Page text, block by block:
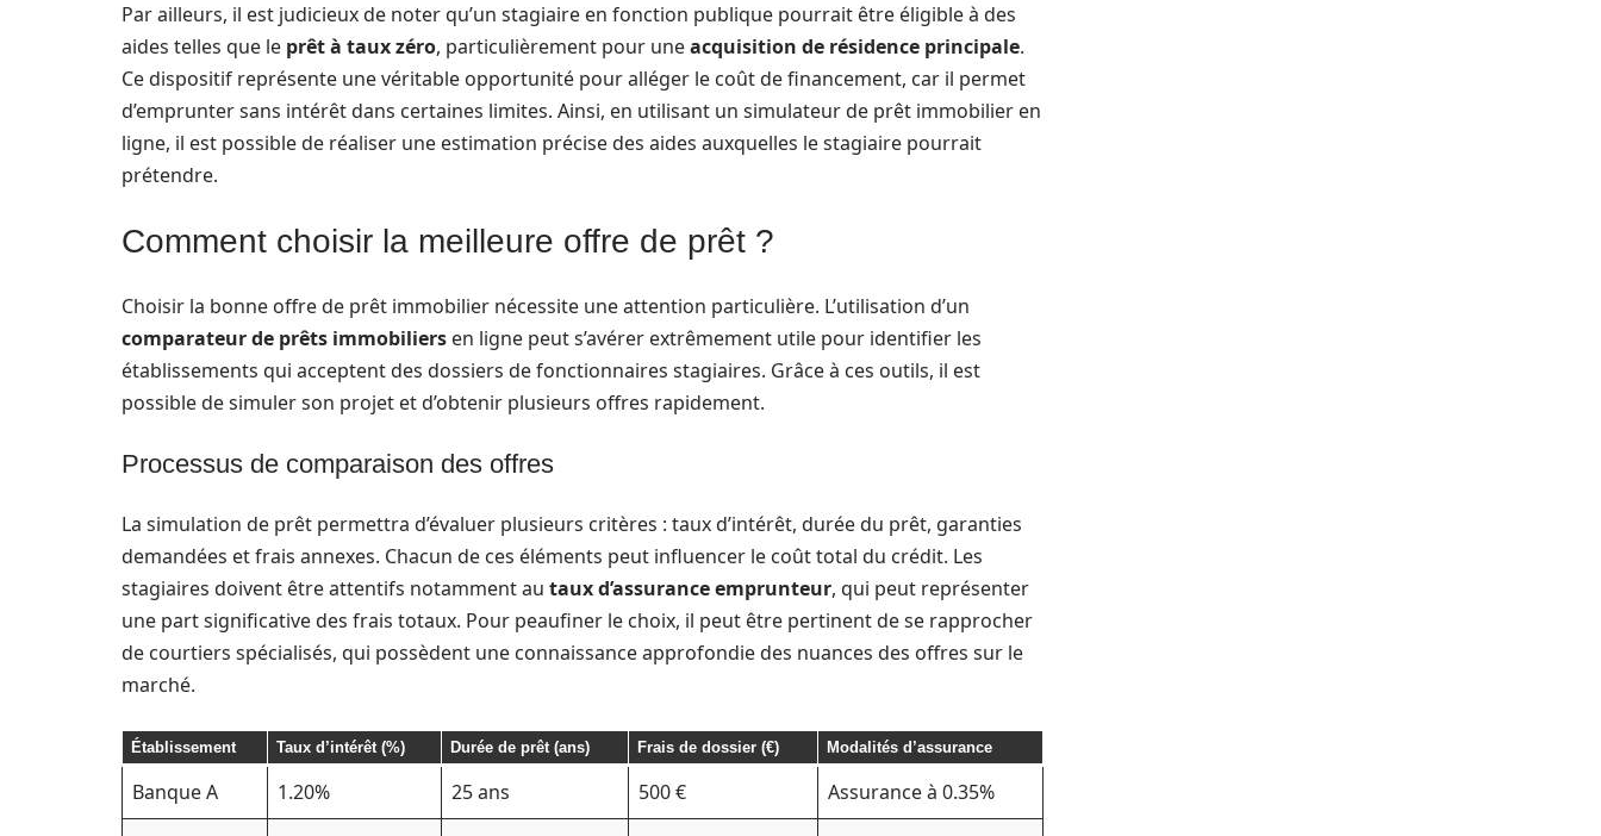
Par ailleurs, il est judicieux de noter qu’un stagiaire en fonction publique pourrait être éligible à des
aides telles que le prêt à taux zéro, particulièrement pour uneacquisition de résidence principale.
Ce dispositif représente une véritable opportunité pour alléger le coût de financement, car il permet
d’emprunter sans intérêt dans certaines limites. Ainsi, en utilisant un simulateur de prêt immobilier en
ligne, il est possible de réaliser une estimation précise des aides auxquelles le stagiaire pourrait
prétendre.
Comment choisir la meilleure offre de prêt ?
Choisir la bonne offre de prêt immobilier nécessite une attention particulière. L’utilisation d’un
comparateur de prêts immobiliers en ligne peut s’avérer extrêmement utile pour identifier les
établissements qui acceptent des dossiers de fonctionnaires stagiaires. Grâce à ces outils, il est
possible de simuler son projet et d’obtenir plusieurs offres rapidement.
Processus de comparaison des offres
La simulation de prêt permettra d’évaluer plusieurs critères : taux d’intérêt, durée du prêt, garanties
demandées et frais annexes. Chacun de ces éléments peut influencer le coût total du crédit. Les
stagiaires doivent être attentifs notamment au taux d’assurance emprunteur, qui peut représenter
une part significative des frais totaux. Pour peaufiner le choix, il peut être pertinent de se rapprocher
de courtiers spécialisés, qui possèdent une connaissance approfondie des nuances des offres sur le
marché.
Établissement Taux d’intérêt (%) Durée de prêt (ans) Frais de dossier (€) Modalités d’assurance
Banque A 1.20% 25 ans 500 €
Assurance à 0.35%